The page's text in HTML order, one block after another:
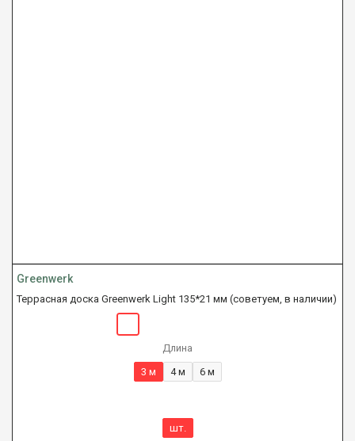
Greenwerk
Террасная доска Greenwerk Light 135*21 мм (советуем, в наличии)
Длина
3 м
4 м 6 м
шт.